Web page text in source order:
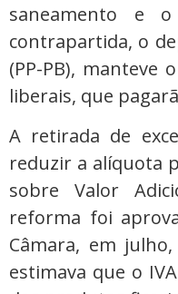
saneamento e
contrapartida, o
(PP-PB), manteve
liberais, que
A retirada de
reduzir a alíquota
sobre Valor
reforma foi
Câmara, em
estimava que o